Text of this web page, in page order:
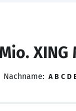
Nachname: A B C D